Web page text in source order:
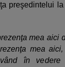
preşedintelui
mea aici
mea
în vedere